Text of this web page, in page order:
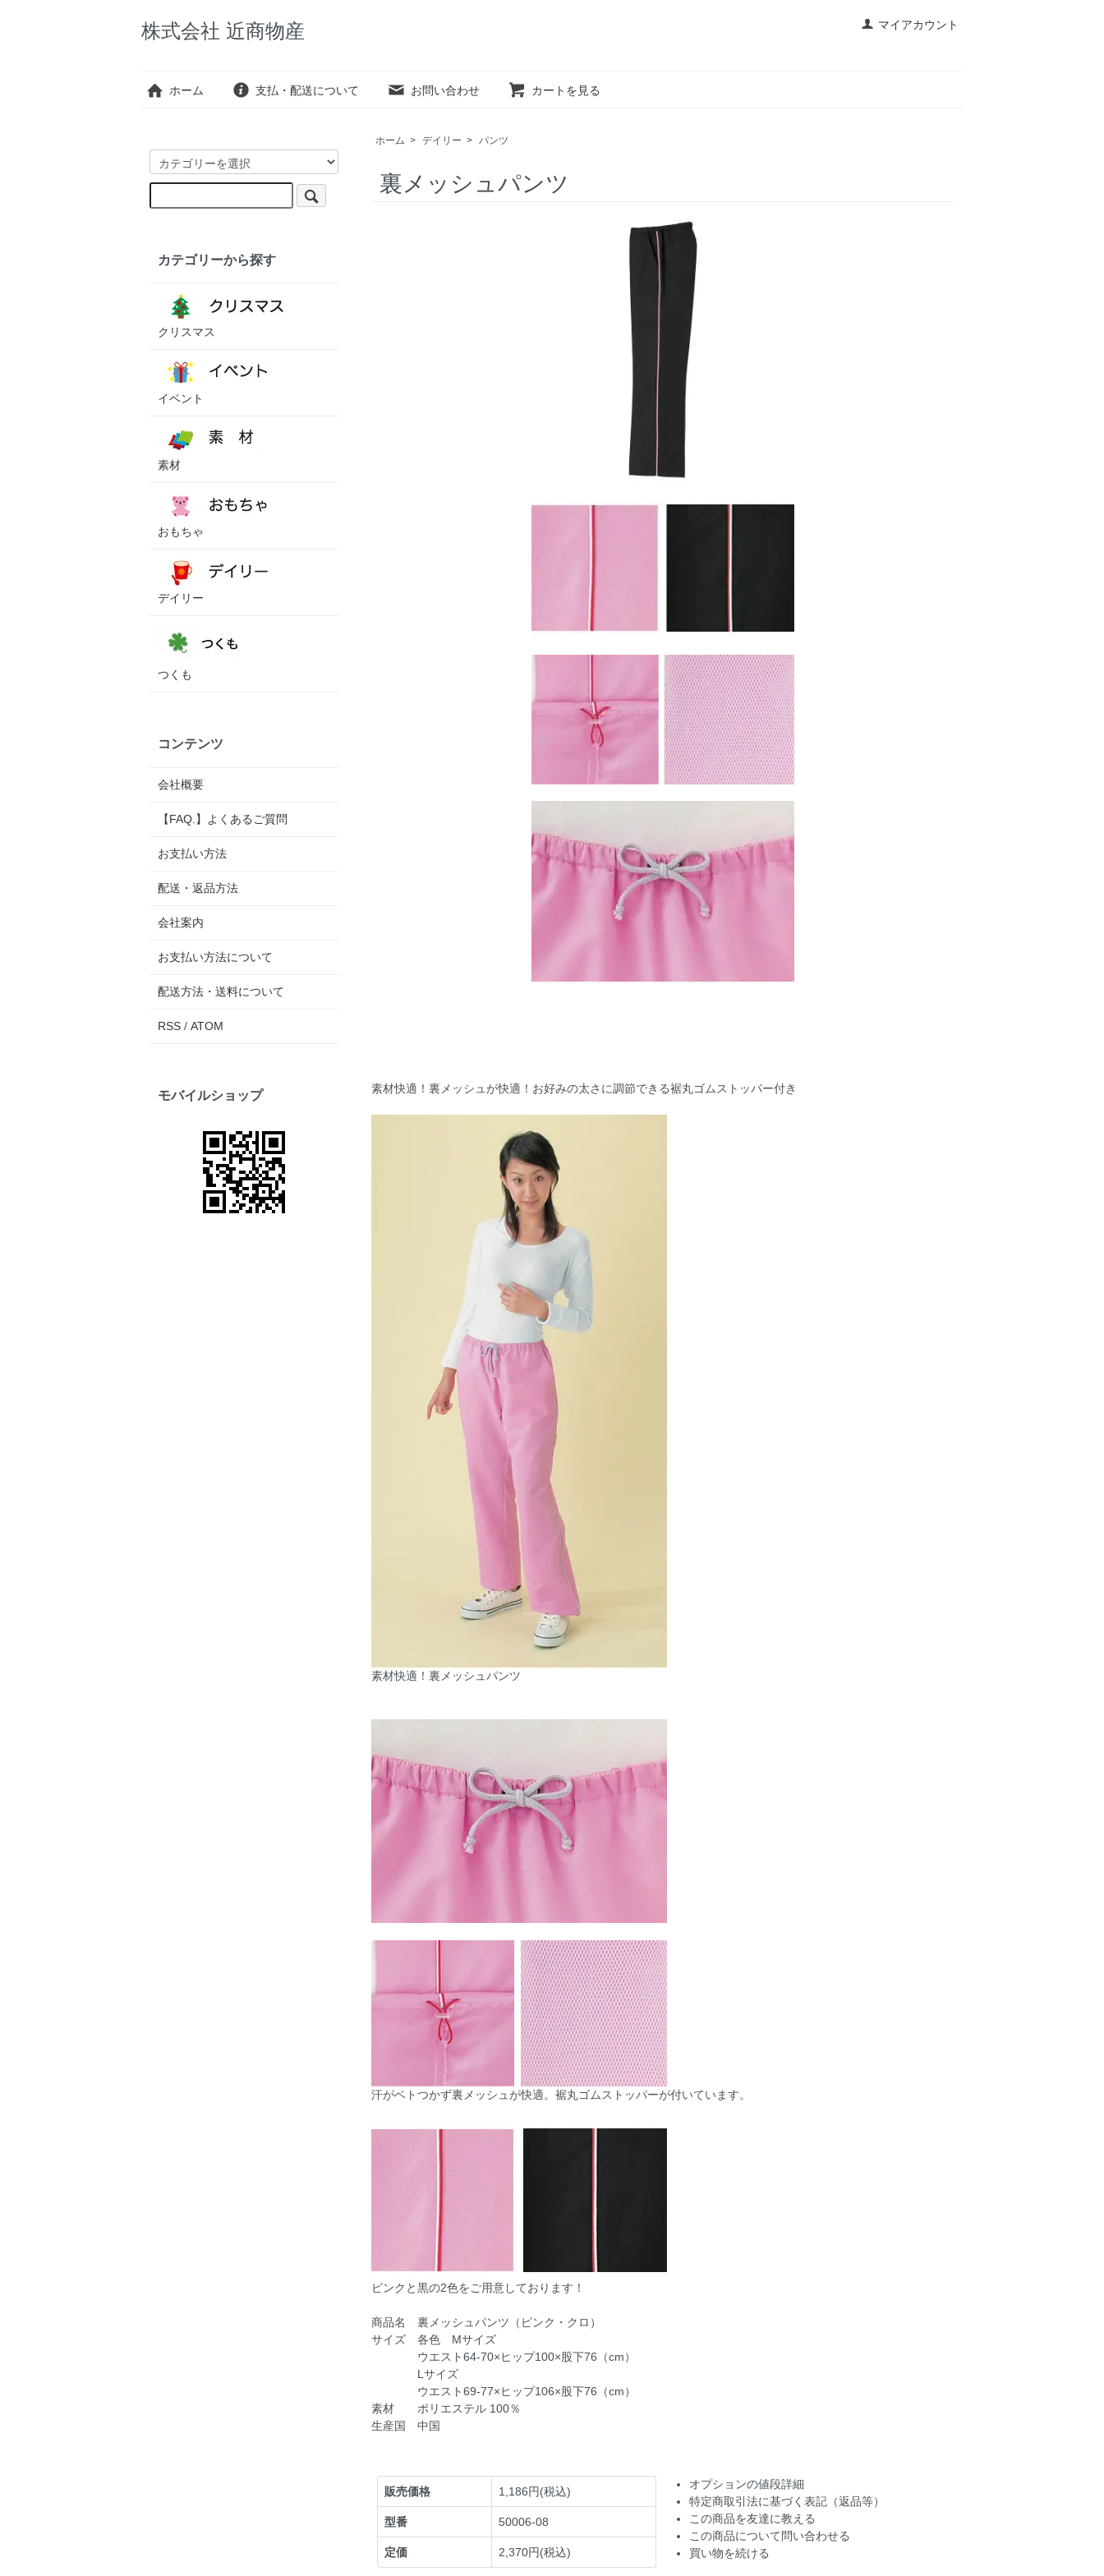
マイアカウント
株式会社 近商物産
ホーム 支払・配送について お問い合わせ カートを見る
ホーム > デイリー > パンツ
裏メッシュパンツ
素材快適！裏メッシュが快適！お好みの太さに調節できる裾丸ゴムストッパー付き
素材快適！裏メッシュパンツ
汗がベトつかず裏メッシュが快適。裾丸ゴムストッパーが付いています。
ピンクと黒の2色をご用意しております！
商品名 裏メッシュパンツ（ピンク・クロ）
サイズ 各色 Mサイズ
ウエスト64-70×ヒップ100×股下76（cm）
Lサイズ
ウエスト69-77×ヒップ106×股下76（cm）
素材 ポリエステル 100％
生産国 中国
販売価格 1,186円(税込)
型番 50006-08
定価 2,370円(税込)
オプションの値段詳細
特定商取引法に基づく表記（返品等）
この商品を友達に教える
この商品について問い合わせる
買い物を続ける
カテゴリーから探す
クリスマス
イベント
素材
おもちゃ
デイリー
つくも
コンテンツ
会社概要
【FAQ.】よくあるご質問
お支払い方法
配送・返品方法
会社案内
お支払い方法について
配送方法・送料について
RSS / ATOM
モバイルショップ